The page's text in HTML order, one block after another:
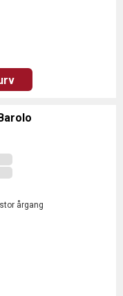
årgang